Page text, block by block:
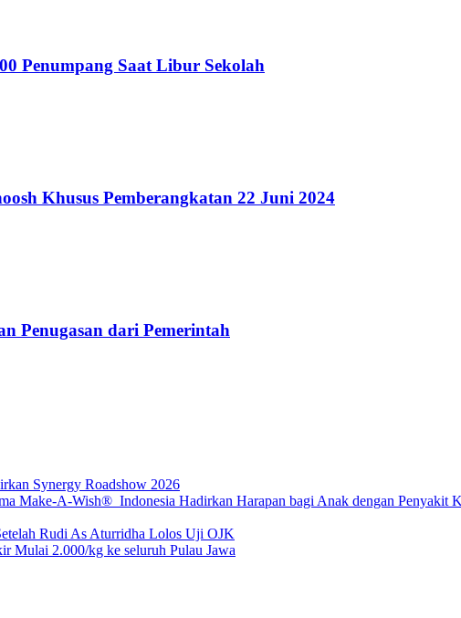
Penumpang Saat Libur Sekolah
Khusus Pemberangkatan 22 Juni 2024
Penugasan dari Pemerintah
Synergy Roadshow 2026
Make-A-Wish® Indonesia Hadirkan Harapan bagi Anak dengan Penyakit
Rudi As Aturridha Lolos Uji OJK
Mulai 2.000/kg ke seluruh Pulau Jawa